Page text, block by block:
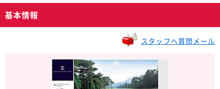
基本情報
スタッフへ質問メール